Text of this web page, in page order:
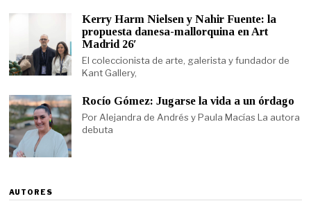
Kerry Harm Nielsen y Nahir Fuente: la
propuesta danesa-mallorquina en Art
Madrid 26′
El coleccionista de arte, galerista y fundador de
Kant Gallery,
Rocío Gómez: Jugarse la vida a un órdago
Por Alejandra de Andrés y Paula Macías La autora
debuta
AUTORES